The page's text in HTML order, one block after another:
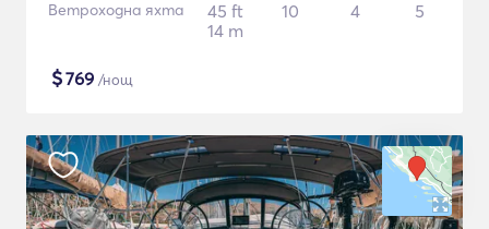
Ветроходна яхта
45 ft
14 m
10 4 5
$769 /нощ